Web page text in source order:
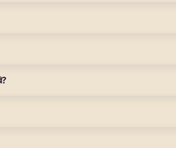
এবং "দায়িত্বশীল খেলা" বিভাগ খুঁজুন। সেখানে আপনি
শক্তিশালী উপায়।
এই সময়ে আপনি আপনার অ্যাকাউন্টে অ্যাক্সেস করতে
বিকাশ, নগদ বা রকেটের মাধ্যমে যেকোনো পরিমাণ জমা
না। তবে নির্দিষ্ট পরিস্থিতিতে, আপনি bb22 সহায়তা